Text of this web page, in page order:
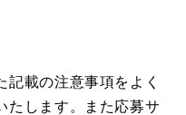
載の注意事項をよく
たします。また応募サ